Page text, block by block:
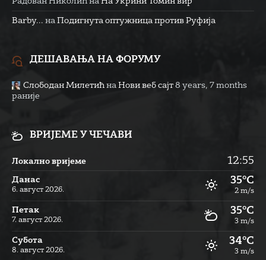
Barby... на Подигнута оптужница против Руфија
ДЕШАВАЊА НА ФОРУМУ
Слободан Милетић на Нови веб сајт 8 years, 7 months
раније
ВРИЈЕМЕ У ЧЕЧАВИ
Локално вријеме 12:55
Данас
6. август 2026.
35°C
2 m/s
Петак
7. август 2026.
35°C
3 m/s
Субота
8. август 2026.
34°C
3 m/s